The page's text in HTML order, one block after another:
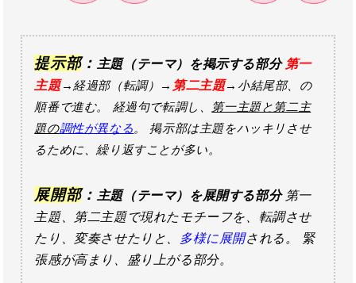
提示部： 主題（テーマ）を掲示する部分 第一
主題→経過部（転調）→ 第二主題→小結尾部、の
順番で進む。 経過句で転調し、 第一主題と第二主
題の調性が異なる。 掲示部は主題をハッキリさせ
るために、繰り返すことが多い。
展開部： 主題（テーマ）を展開する部分第一
主題、第二主題で現れたモチーフを、転調させ
たり、変奏させたりと、
多様に展開される。 緊
張感が高まり、盛り上がる部分。